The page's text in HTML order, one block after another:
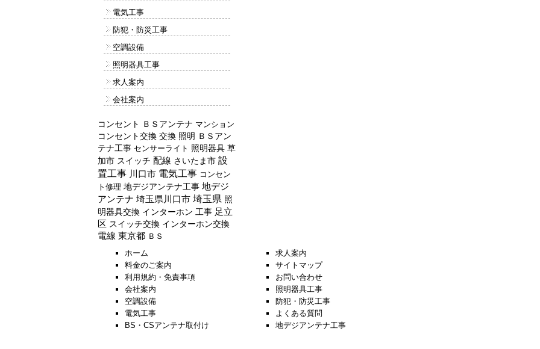
電気工事
防犯・防災工事
空調設備
照明器具工事
求人案内
会社案内
コンセント ＢＳアンテナ マンション
コンセント交換 交換 照明 ＢＳアン
テナ工事 センサーライト 照明器具 草
加市 スイッチ 配線 さいたま市 設
置工事 川口市 電気工事 コンセン
ト修理 地デジアンテナ工事 地デジ
アンテナ 埼玉県川口市 埼玉県 照
明器具交換 インターホン 工事 足立
区 スイッチ交換 インターホン交換
電線 東京都 ＢＳ
ホーム
求人案内
料金のご案内
サイトマップ
利用規約・免責事項
お問い合わせ
会社案内
照明器具工事
空調設備
防犯・防災工事
電気工事
よくある質問
BS・CSアンテナ取付け
地デジアンテナ工事